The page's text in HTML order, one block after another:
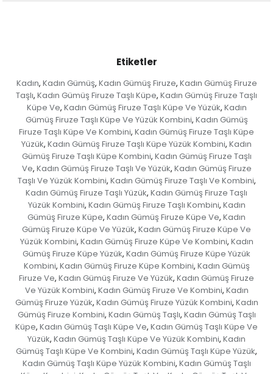
Etiketler
Kadın, Kadın Gümüş, Kadın Gümüş Firuze, Kadın Gümüş Firuze
Taşlı, Kadın Gümüş Firuze Taşlı Küpe, Kadın Gümüş Firuze Taşlı
Küpe Ve, Kadın Gümüş Firuze Taşlı Küpe Ve Yüzük, Kadın
Gümüş Firuze Taşlı Küpe Ve Yüzük Kombini, Kadın Gümüş
Firuze Taşlı Küpe Ve Kombini, Kadın Gümüş Firuze Taşlı Küpe
Yüzük, Kadın Gümüş Firuze Taşlı Küpe Yüzük Kombini, Kadın
Gümüş Firuze Taşlı Küpe Kombini, Kadın Gümüş Firuze Taşlı
Ve, Kadın Gümüş Firuze Taşlı Ve Yüzük, Kadın Gümüş Firuze
Taşlı Ve Yüzük Kombini, Kadın Gümüş Firuze Taşlı Ve Kombini,
Kadın Gümüş Firuze Taşlı Yüzük, Kadın Gümüş Firuze Taşlı
Yüzük Kombini, Kadın Gümüş Firuze Taşlı Kombini, Kadın
Gümüş Firuze Küpe, Kadın Gümüş Firuze Küpe Ve, Kadın
Gümüş Firuze Küpe Ve Yüzük, Kadın Gümüş Firuze Küpe Ve
Yüzük Kombini, Kadın Gümüş Firuze Küpe Ve Kombini, Kadın
Gümüş Firuze Küpe Yüzük, Kadın Gümüş Firuze Küpe Yüzük
Kombini, Kadın Gümüş Firuze Küpe Kombini, Kadın Gümüş
Firuze Ve, Kadın Gümüş Firuze Ve Yüzük, Kadın Gümüş Firuze
Ve Yüzük Kombini, Kadın Gümüş Firuze Ve Kombini, Kadın
Gümüş Firuze Yüzük, Kadın Gümüş Firuze Yüzük Kombini, Kadın
Gümüş Firuze Kombini, Kadın Gümüş Taşlı, Kadın Gümüş Taşlı
Küpe, Kadın Gümüş Taşlı Küpe Ve, Kadın Gümüş Taşlı Küpe Ve
Yüzük, Kadın Gümüş Taşlı Küpe Ve Yüzük Kombini, Kadın
Gümüş Taşlı Küpe Ve Kombini, Kadın Gümüş Taşlı Küpe Yüzük,
Kadın Gümüş Taşlı Küpe Yüzük Kombini, Kadın Gümüş Taşlı